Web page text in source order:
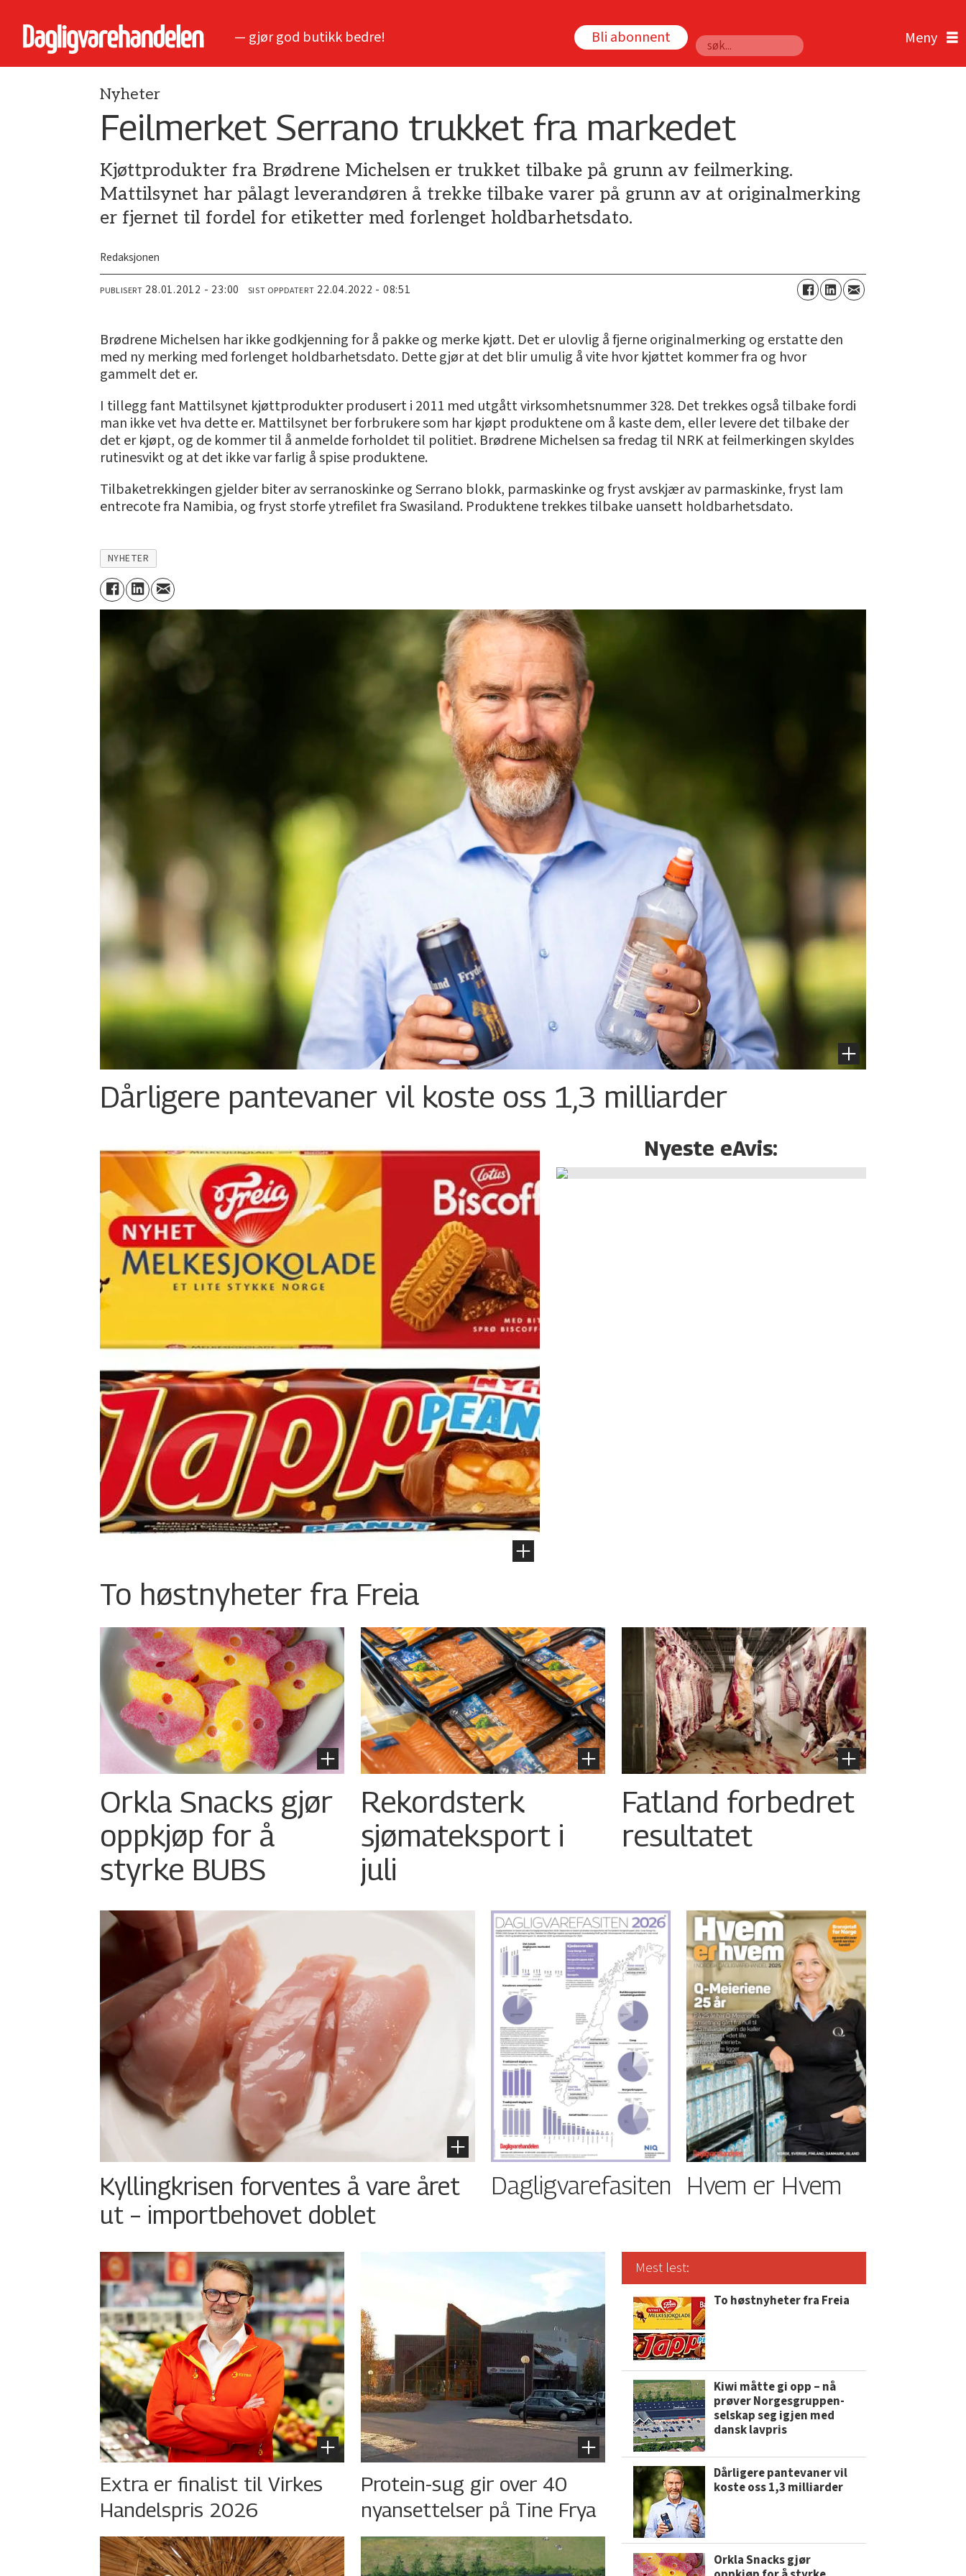
— gjør god butikk bedre! Bli abonnent
Søk
Nyheter
Feilmerket Serrano trukket fra markedet
Kjøttprodukter fra Brødrene Michelsen er trukket tilbake på grunn av feilmerking.
Mattilsynet har pålagt leverandøren å trekke tilbake varer på grunn av at originalmerking
er fjernet til fordel for etiketter med forlenget holdbarhetsdato.
Redaksjonen
PUBLISERT 28.01.2012 - 23:00 SIST OPPDATERT 22.04.2022 - 08:51
Brødrene Michelsen har ikke godkjenning for å pakke og merke kjøtt. Det er ulovlig å fjerne originalmerking og erstatte den
med ny merking med forlenget holdbarhetsdato. Dette gjør at det blir umulig å vite hvor kjøttet kommer fra og hvor
gammelt det er.
I tillegg fant Mattilsynet kjøttprodukter produsert i 2011 med utgått virksomhetsnummer 328. Det trekkes også tilbake fordi
man ikke vet hva dette er. Mattilsynet ber forbrukere som har kjøpt produktene om å kaste dem, eller levere det tilbake der
det er kjøpt, og de kommer til å anmelde forholdet til politiet. Brødrene Michelsen sa fredag til NRK at feilmerkingen skyldes
rutinesvikt og at det ikke var farlig å spise produktene.
Tilbaketrekkingen gjelder biter av serranoskinke og Serrano blokk, parmaskinke og fryst avskjær av parmaskinke, fryst lam
entrecote fra Namibia, og fryst storfe ytrefilet fra Swasiland. Produktene trekkes tilbake uansett holdbarhetsdato.
NYHETER
Dårligere pantevaner vil koste oss 1,3 milliarder
To høstnyheter fra Freia
Nyeste eAvis:
Orkla Snacks gjør
oppkjøp for å
styrke BUBS
Rekordsterk
sjømateksport i
juli
Fatland forbedret
resultatet
Kyllingkrisen forventes å vare året
ut – importbehovet doblet
Dagligvarefasiten Hvem er Hvem
Extra er finalist til Virkes
Handelspris 2026
Protein-sug gir over 40
nyansettelser på Tine Frya
Mest lest:
To høstnyheter fra Freia
Kiwi måtte gi opp – nå
prøver Norgesgruppen-
selskap seg igjen med
dansk lavpris
Dårligere pantevaner vil
koste oss 1,3 milliarder
Orkla Snacks gjør